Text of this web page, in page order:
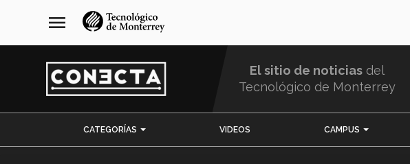
navegación
principal
menu
El sitio de noticias del
Tecnológico de Monterrey
CATEGORÍAS VIDEOS CAMPUS